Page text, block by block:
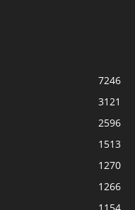
7246
3121
2596
1513
1270
1266
1154